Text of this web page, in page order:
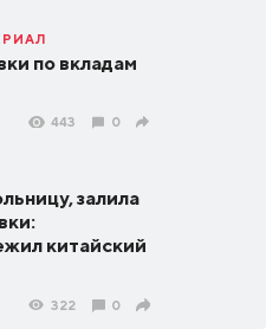
по вкладам
443 0
залила
китайский
322 0